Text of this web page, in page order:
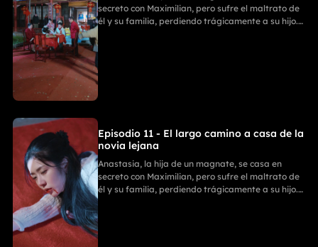
secreto con Maximilian, pero sufre el maltrato de
él y su familia, perdiendo trágicamente a su hijo.
Anastasia se divorcia y revela su verdadera
fechorías, mientras ella comienza un nuevo y
triunfal capítulo.
Episodio 11 - El largo camino a casa de la
novia lejana
Anastasia, la hija de un magnate, se casa en
secreto con Maximilian, pero sufre el maltrato de
él y su familia, perdiendo trágicamente a su hijo.
Con ayuda de sus tres poderosos hermanos,
Anastasia se divorcia y revela su verdadera
identidad. La Familia Zhou paga por sus
fechorías, mientras ella comienza un nuevo y